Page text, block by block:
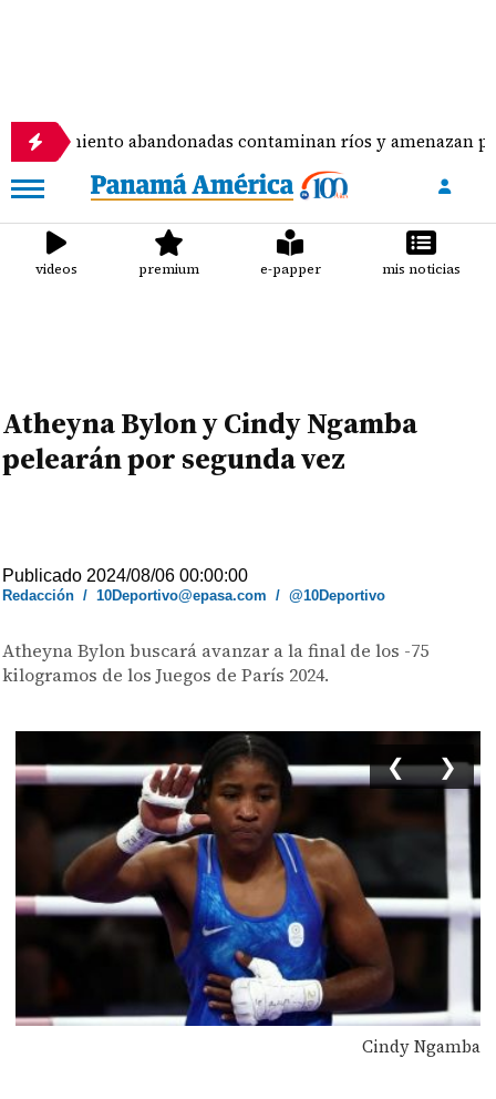
abandonadas contaminan ríos y amenazan
videos premium e-papper mis noticias
Atheyna Bylon y Cindy Ngamba
pelearán por segunda vez
Publicado 2024/08/06 00:00:00
Redacción /10Deportivo@epasa.com /@10Deportivo
Atheyna Bylon buscará avanzar a la final de los -75
kilogramos de los Juegos de París 2024.
Cindy Ngamba
❮ ❯